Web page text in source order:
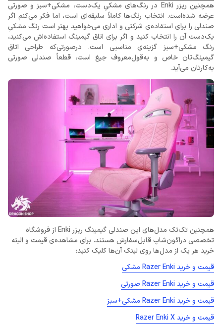
همچنین ریزر Enki در رنگ‌های مشکیِ یک‌دست، مشکی+سبز و صورتی
عرضه شده‌است. انتخاب رنگ‌‌ها کاملاً سلیقه‌ای است، اما فکر می‌کنم اگر
صندلی را برای استفاده‌ی شرکتی و اداری می‌خواهید بهتر است رنگ مشکیِ
یک‌دست آن را انتخاب کنید و اگر برای اتاق گیمینگ استفاده‌اش می‌کنید،
رنگ مشکی+سبز گزینه‌ی مناسبی است. درصورتی‌که طراحی اتاق
گیمینگ‌تان خاص و به‌قول‌معروف جیغ است، قطعاً صندلی صورتی
به‌کارتان می‌آید.
همچنین تک‌تک مدل‌های این صندلی گیمینگ ریزر Enki از فروشگاه
تخصصی دراگون‌شاپ قابل‌سفارش هستند. برای مشاهده‌ی قیمت و البته
خرید هر یک از مدل‌ها روی لینک آن‌ها کلیک کنید:
قیمت و خرید Razer Enki مشکی
قیمت و خرید Razer Enki صورتی
قیمت و خرید Razer Enki مشکی+سبز
قیمت و خرید Razer Enki X